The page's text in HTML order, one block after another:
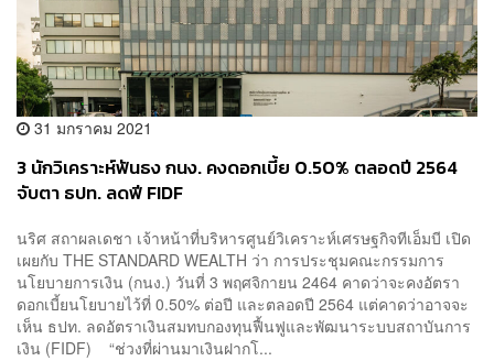
31 มกราคม 2021
3 นักวิเคราะห์ฟันธง กนง. คงดอกเบี้ย 0.50% ตลอดปี 2564
จับตา ธปท. ลดฟี FIDF
นริศ สถาผลเดชา เจ้าหน้าที่บริหารศูนย์วิเคราะห์เศรษฐกิจทีเอ็มบี เปิด
เผยกับ THE STANDARD WEALTH ว่า การประชุมคณะกรรมการ
นโยบายการเงิน (กนง.) วันที่ 3 พฤศจิกายน 2464 คาดว่าจะคงอัตรา
ดอกเบี้ยนโยบายไว้ที่ 0.50% ต่อปี และตลอดปี 2564 แต่คาดว่าอาจจะ
เห็น ธปท. ลดอัตราเงินสมทบกองทุนฟื้นฟูและพัฒนาระบบสถาบันการ
เงิน (FIDF) “ช่วงที่ผ่านมาเงินฝากโ...